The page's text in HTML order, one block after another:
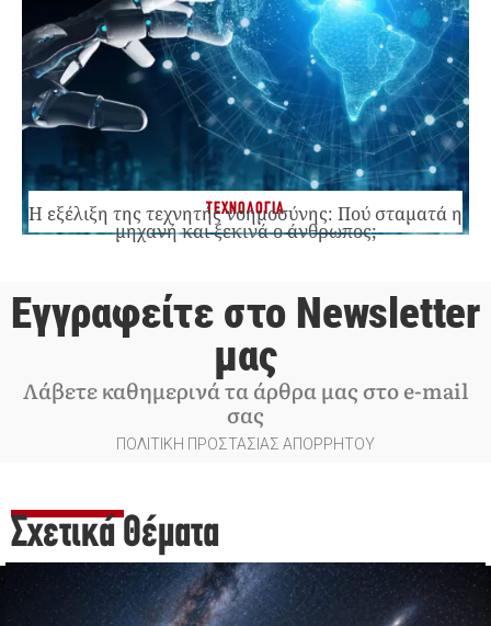
ΤΕΧΝΟΛΟΓΙΑ
Η εξέλιξη της τεχνητής νοημοσύνης: Πού σταματά η
μηχανή και ξεκινά ο άνθρωπος;
Εγγραφείτε στο Newsletter
μας
Λάβετε καθημερινά τα άρθρα μας στο e-mail
σας
ΠΟΛΙΤΙΚΗ ΠΡΟΣΤΑΣΙΑΣ ΑΠΟΡΡΗΤΟΥ
Σχετικά Θέματα